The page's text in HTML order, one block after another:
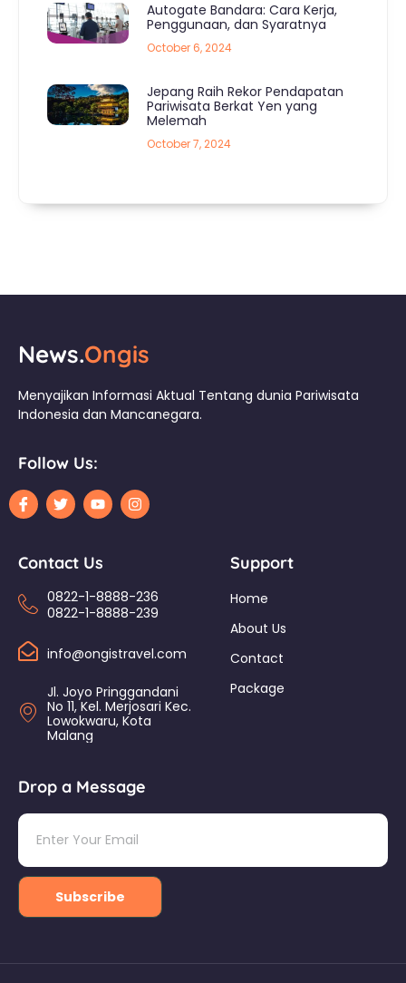
Autogate Bandara: Cara Kerja,
Penggunaan, dan Syaratnya
October 6, 2024
Jepang Raih Rekor Pendapatan
Pariwisata Berkat Yen yang
Melemah
October 7, 2024
News.Ongis
Menyajikan Informasi Aktual Tentang dunia Pariwisata
Indonesia dan Mancanegara.
Follow Us:
Contact Us
0822-1-8888-236
0822-1-8888-239
info@ongistravel.com
Jl. Joyo Pringgandani
No 11, Kel. Merjosari Kec.
Lowokwaru, Kota
Malang
Support
Home
About Us
Contact
Package
Drop a Message
Subscribe